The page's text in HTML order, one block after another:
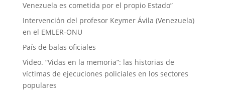
Venezuela es cometida por el propio Estado”
Intervención del profesor Keymer Ávila (Venezuela)
en el EMLER-ONU
País de balas oficiales
Video. “Vidas en la memoria”: las historias de
víctimas de ejecuciones policiales en los sectores
populares